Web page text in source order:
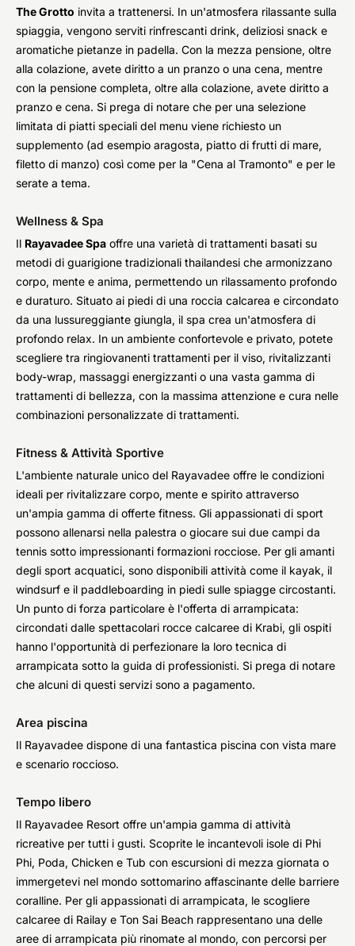
The Grotto invita a trattenersi. In un'atmosfera rilassante sulla
spiaggia, vengono serviti rinfrescanti drink, deliziosi snack e
aromatiche pietanze in padella. Con la mezza pensione, oltre
alla colazione, avete diritto a un pranzo o una cena, mentre
con la pensione completa, oltre alla colazione, avete diritto a
pranzo e cena. Si prega di notare che per una selezione
limitata di piatti speciali del menu viene richiesto un
supplemento (ad esempio aragosta, piatto di frutti di mare,
filetto di manzo) così come per la "Cena al Tramonto" e per le
serate a tema.
Wellness & Spa
Il Rayavadee Spa offre una varietà di trattamenti basati su
metodi di guarigione tradizionali thailandesi che armonizzano
corpo, mente e anima, permettendo un rilassamento profondo
e duraturo. Situato ai piedi di una roccia calcarea e circondato
da una lussureggiante giungla, il spa crea un'atmosfera di
profondo relax. In un ambiente confortevole e privato, potete
scegliere tra ringiovanenti trattamenti per il viso, rivitalizzanti
body-wrap, massaggi energizzanti o una vasta gamma di
trattamenti di bellezza, con la massima attenzione e cura nelle
combinazioni personalizzate di trattamenti.
Fitness & Attività Sportive
L'ambiente naturale unico del Rayavadee offre le condizioni
ideali per rivitalizzare corpo, mente e spirito attraverso
un'ampia gamma di offerte fitness. Gli appassionati di sport
possono allenarsi nella palestra o giocare sui due campi da
tennis sotto impressionanti formazioni rocciose. Per gli amanti
degli sport acquatici, sono disponibili attività come il kayak, il
windsurf e il paddleboarding in piedi sulle spiagge circostanti.
Un punto di forza particolare è l'offerta di arrampicata:
circondati dalle spettacolari rocce calcaree di Krabi, gli ospiti
hanno l'opportunità di perfezionare la loro tecnica di
arrampicata sotto la guida di professionisti. Si prega di notare
che alcuni di questi servizi sono a pagamento.
Area piscina
Il Rayavadee dispone di una fantastica piscina con vista mare
e scenario roccioso.
Tempo libero
Il Rayavadee Resort offre un'ampia gamma di attività
ricreative per tutti i gusti. Scoprite le incantevoli isole di Phi
Phi, Poda, Chicken e Tub con escursioni di mezza giornata o
immergetevi nel mondo sottomarino affascinante delle barriere
coralline. Per gli appassionati di arrampicata, le scogliere
calcaree di Railay e Ton Sai Beach rappresentano una delle
aree di arrampicata più rinomate al mondo, con percorsi per